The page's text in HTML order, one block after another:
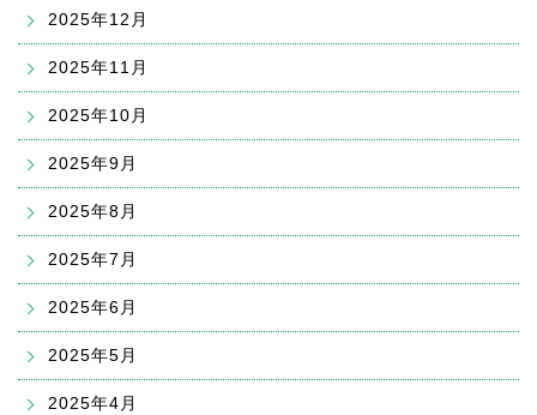
2025年12月
2025年11月
2025年10月
2025年9月
2025年8月
2025年7月
2025年6月
2025年5月
2025年4月